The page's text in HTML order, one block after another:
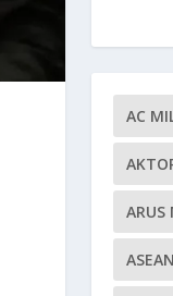
AC
ARUS